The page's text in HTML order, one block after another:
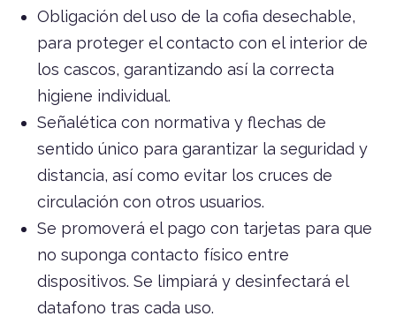
Obligación del uso de la cofia desechable,
para proteger el contacto con el interior de
los cascos, garantizando así la correcta
higiene individual.
Señalética con normativa y flechas de
sentido único para garantizar la seguridad y
distancia, así como evitar los cruces de
circulación con otros usuarios.
Se promoverá el pago con tarjetas para que
no suponga contacto físico entre
dispositivos. Se limpiará y desinfectará el
datafono tras cada uso.